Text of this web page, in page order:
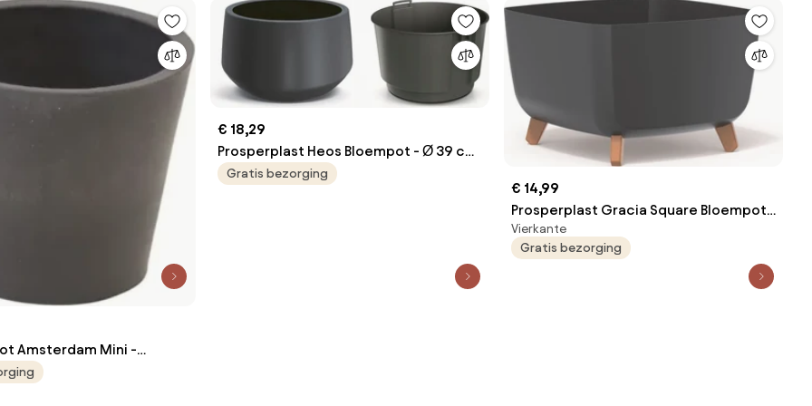
Amsterdam Mini -
- Grijs
€ 18,29
Prosperplast Heos Bloempot - Ø 39 cm
- Antraciet - Incl. inzet
Gratis bezorging
€ 14,99
Prosperplast Gracia Square Bloempot -
39 cm - Antraciet - Op poten
Vierkante
Gratis bezorging